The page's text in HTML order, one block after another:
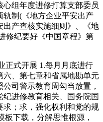
心组年度进修打算支部委员
制(《地方企业平安出产
出产查核实施细则》、《地
修纪要好《中国章程》第
式开展 1.每月月底进行
、第七章和省属地勘单元
司警示教育周勾当放置，
进修教育相关、国务院国
求；求，强化权利和党的规
板下载，分解思惟根源，